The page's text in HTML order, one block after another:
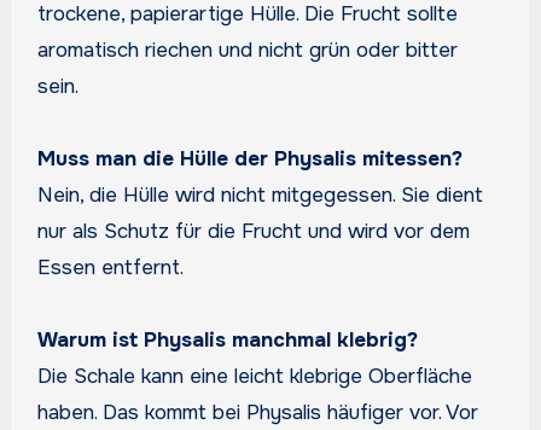
trockene, papierartige Hülle. Die Frucht sollte
aromatisch riechen und nicht grün oder bitter
sein.
Muss man die Hülle der Physalis mitessen?
Nein, die Hülle wird nicht mitgegessen. Sie dient
nur als Schutz für die Frucht und wird vor dem
Essen entfernt.
Warum ist Physalis manchmal klebrig?
Die Schale kann eine leicht klebrige Oberfläche
haben. Das kommt bei Physalis häufiger vor. Vor